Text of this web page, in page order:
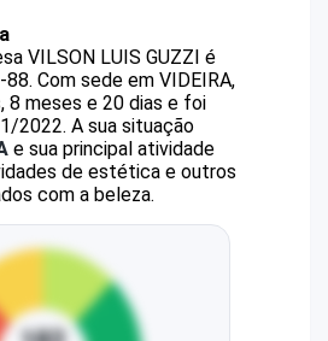
VILSON LUIS GUZZI é
88. Com sede em VIDEIRA,
8 meses e 20 dias e foi
2022. A sua situação
e sua principal atividade
de estética e outros
com a beleza.